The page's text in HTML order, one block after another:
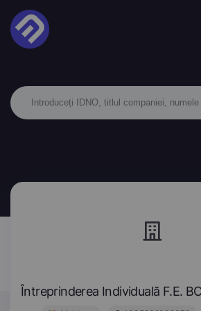
Întreprinderea Individuală F.E.